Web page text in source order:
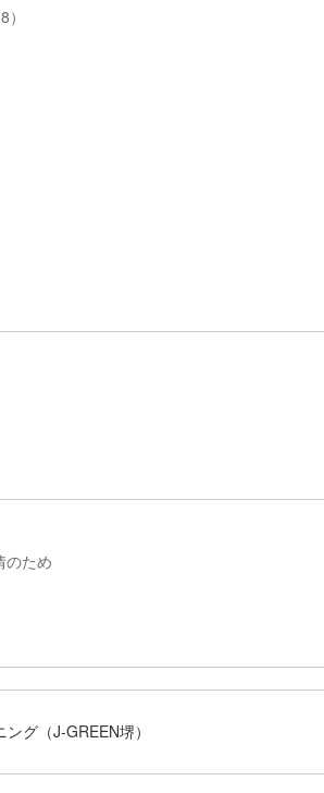
ため
ング（J-GREEN堺）